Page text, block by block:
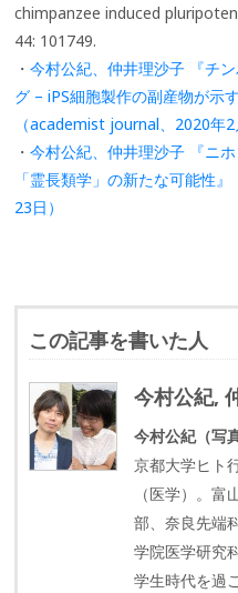
chimpanzee induced
44: 101749.
・今村公紀、仲井理沙子 『チ
グ – iPS細胞製作の副産物が示
（academist journal、2020年2
・今村公紀、仲井理沙子 『ニ
「霊長類学」の新たな可能性
23日）
この記事を書いた人
今村公紀,
今村公紀（写
京都大学ヒト
（医学）。
部、奈良先端
学院医学研究
学生時代を過